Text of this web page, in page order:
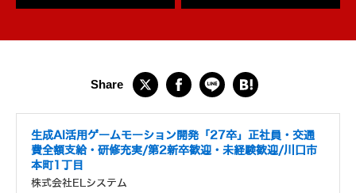
生成AI活用ゲームモーション開発「27卒」正社員・交通
費全額支給・研修充実/第2新卒歓迎・未経験歓迎/川口市
本町1丁目
株式会社ELシステム